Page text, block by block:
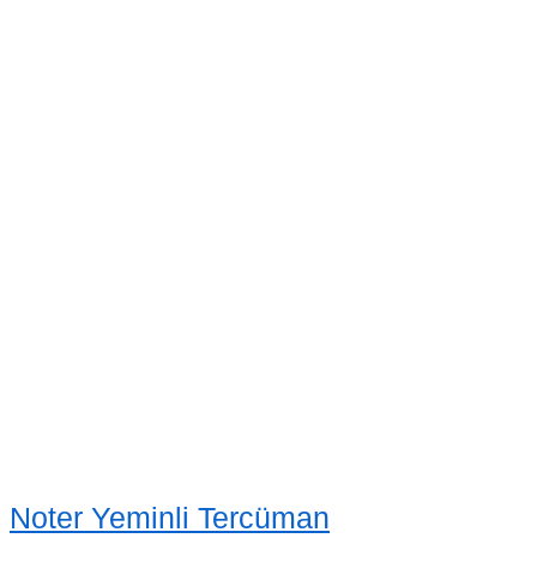
Noter Yeminli Tercüman